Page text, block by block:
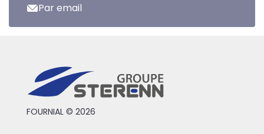
Par email
FOURNIAL © 2026